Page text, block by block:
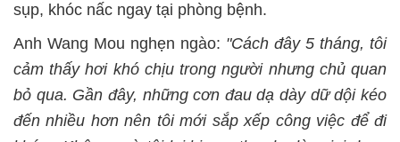
sụp, khóc nấc ngay tại phòng bệnh.
Anh Wang Mou nghẹn ngào: "Cách đây 5 tháng, tôi
cảm thấy hơi khó chịu trong người nhưng chủ quan
bỏ qua. Gần đây, những cơn đau dạ dày dữ dội kéo
đến nhiều hơn nên tôi mới sắp xếp công việc để đi